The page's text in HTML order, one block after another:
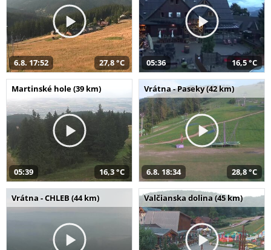
6.8. 17:52 27,8 °C 05:36 16,5 °C
Martinské hole (39 km)
05:39 16,3 °C
Vrátna - Paseky (42 km)
6.8. 18:34 28,8 °C
Vrátna - CHLEB (44 km) Valčianska dolina (45 km)